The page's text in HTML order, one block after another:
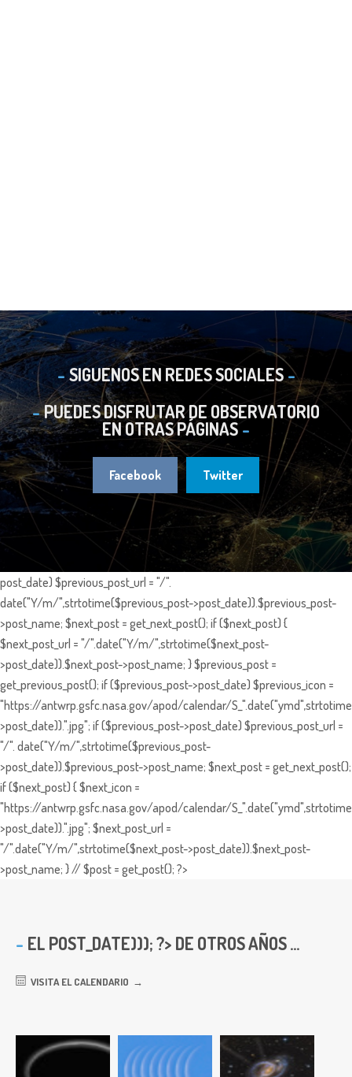
SIGUENOS EN REDES SOCIALES
PUEDES DISFRUTAR DE OBSERVATORIO
EN OTRAS PÁGINAS
Facebook Twitter
post_date) $previous_post_url = "/".
date("Y/m/",strtotime($previous_post->post_date)).$previous_post-
>post_name; $next_post = get_next_post(); if ($next_post) {
$next_post_url = "/".date("Y/m/",strtotime($next_post-
>post_date)).$next_post->post_name; } $previous_post =
get_previous_post(); if ($previous_post->post_date) $previous_icon =
"https://antwrp.gsfc.nasa.gov/apod/calendar/
>post_date)).".jpg"; if ($previous_post->post_date) $previous_post_url =
"/". date("Y/m/",strtotime($previous_post-
>post_date)).$previous_post->post_name; $next_post = get_next_post();
if ($next_post) { $next_icon =
"https://antwrp.gsfc.nasa.gov/apod/calendar/
>post_date)).".jpg"; $next_post_url =
"/".date("Y/m/",strtotime($next_post->post_date)).$next_post-
>post_name; } // $post = get_post(); ?>
EL POST_DATE))); ?> DE OTROS AÑOS ...
VISITA EL CALENDARIO